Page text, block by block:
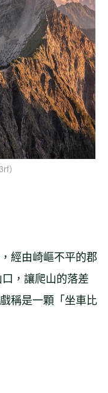
）
經由崎嶇不平的郡
，讓爬山的落差
稱是一顆「坐車比